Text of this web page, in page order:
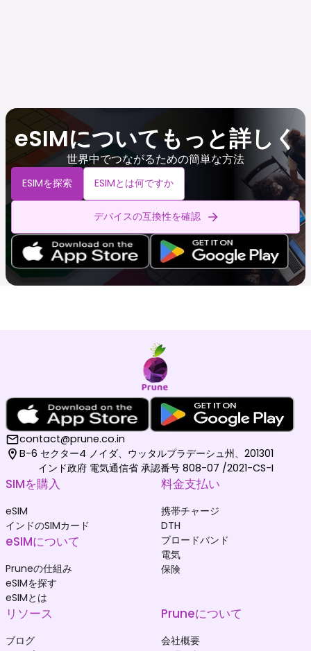
eSIMについてもっと詳しく
世界中でつながるための簡単な方法
ESIMを探索 ESIMとは何ですか
デバイスの互換性を確認
contact@prune.co.in
B-6 セクター4 ノイダ、ウッタルプラデーシュ州、201301
インド政府 電気通信省 承認番号 808-07 /2021-CS-I
SIMを購入
eSIM
インドのSIMカード
eSIMについて
Pruneの仕組み
eSIMを探す
eSIMとは
料金支払い
携帯チャージ
DTH
ブロードバンド
電気
保険
リソース
ブログ
Pruneについて
会社概要